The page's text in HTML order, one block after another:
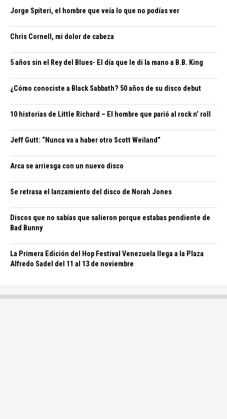
Jorge Spiteri, el hombre que veía lo que no podías ver
Chris Cornell, mi dolor de cabeza
5 años sin el Rey del Blues- El día que le di la mano a B.B. King
¿Cómo conociste a Black Sabbath? 50 años de su disco debut
10 historias de Little Richard – El hombre que parió al rock n’ roll
Jeff Gutt: “Nunca va a haber otro Scott Weiland”
Arca se arriesga con un nuevo disco
Se retrasa el lanzamiento del disco de Norah Jones
Discos que no sabías que salieron porque estabas pendiente de
Bad Bunny
La Primera Edición del Hop Festival Venezuela llega a la Plaza
Alfredo Sadel del 11 al 13 de noviembre